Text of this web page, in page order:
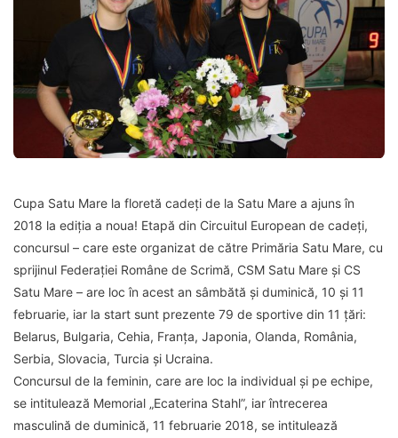
Cupa Satu Mare la floretă cadeți de la Satu Mare a ajuns în
2018 la ediția a noua! Etapă din Circuitul European de cadeți,
concursul – care este organizat de către Primăria Satu Mare, cu
sprijinul Federației Române de Scrimă, CSM Satu Mare și CS
Satu Mare – are loc în acest an sâmbătă și duminică, 10 și 11
februarie, iar la start sunt prezente 79 de sportive din 11 țări:
Belarus, Bulgaria, Cehia, Franța, Japonia, Olanda, România,
Serbia, Slovacia, Turcia și Ucraina.
Concursul de la feminin, care are loc la individual și pe echipe,
se intitulează Memorial „Ecaterina Stahl”, iar întrecerea
masculină de duminică, 11 februarie 2018, se intitulează